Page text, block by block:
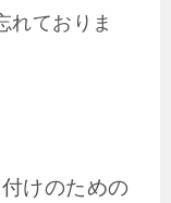
れておりま
けのための